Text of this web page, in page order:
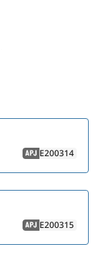
APJ E200314
APJ E200315